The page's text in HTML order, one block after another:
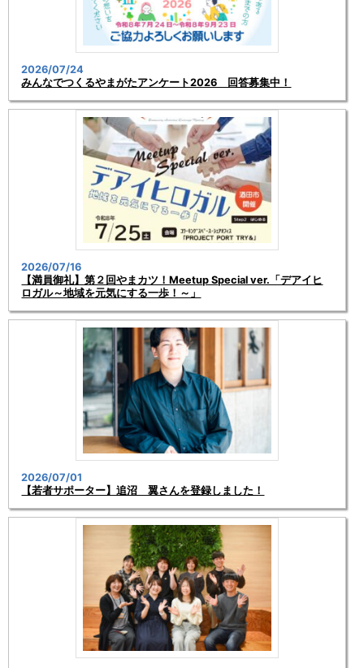
2026/07/24
みんなでつくるやまがたアンケート2026 回答募集中！
2026/07/16
【満員御礼】第２回やまカツ！Meetup Special ver.「デアイヒ
ロガル～地域を元気にする一歩！～」
2026/07/01
【若者サポーター】追沼 翼さんを登録しました！